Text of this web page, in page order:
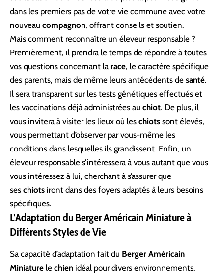
dans les premiers pas de votre vie commune avec votre
nouveau compagnon, offrant conseils et soutien.
Mais comment reconnaître un éleveur responsable ?
Premièrement, il prendra le temps de répondre à toutes
vos questions concernant la race, le caractère spécifique
des parents, mais de même leurs antécédents de santé.
Il sera transparent sur les tests génétiques effectués et
les vaccinations déjà administrées au chiot. De plus, il
vous invitera à visiter les lieux où les chiots sont élevés,
vous permettant d’observer par vous-même les
conditions dans lesquelles ils grandissent. Enfin, un
éleveur responsable s’intéressera à vous autant que vous
vous intéressez à lui, cherchant à s’assurer que
ses chiots iront dans des foyers adaptés à leurs besoins
spécifiques.
L’Adaptation du Berger Américain Miniature à
Différents Styles de Vie
Sa capacité d’adaptation fait du Berger Américain
Miniature le chien idéal pour divers environnements.